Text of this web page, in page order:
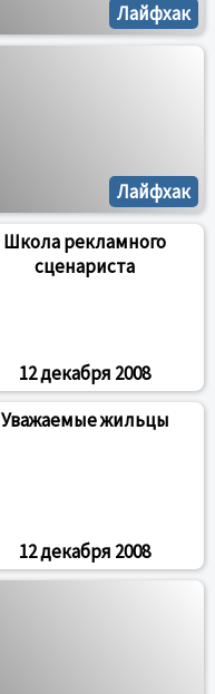
Лайфхак
Лайфхак
Школа рекламного
сценариста
12 декабря 2008
Уважаемые жильцы
12 декабря 2008